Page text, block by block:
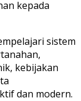
kepada
sistem
kebijakan
dan modern.